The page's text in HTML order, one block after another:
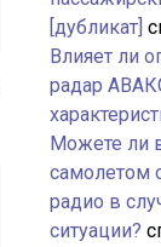
[дубликат]
Влияет ли
радар
Можете ли
самолетом
радио в
ситуации?